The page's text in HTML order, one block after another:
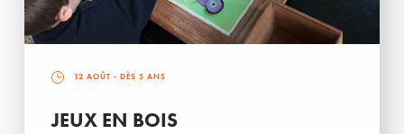
12 AOÛT - DÈS 5 ANS
JEUX EN BOIS